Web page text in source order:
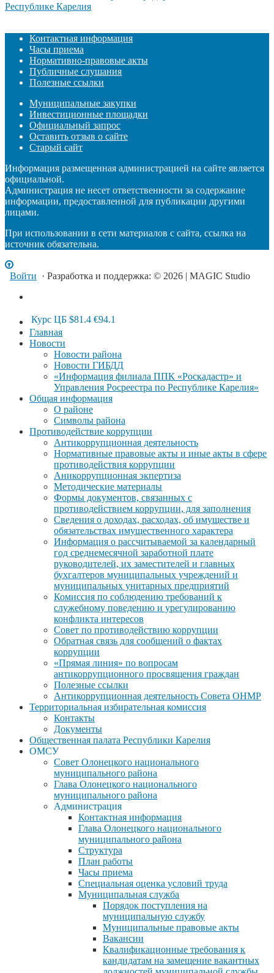
Контактная информация
Часы приема
Нормативно-правовые акты
Публичные слушания
Полезные ссылки
Муниципальные закупки
Инвестиционные площадки
Официальный запрос
Оставить отзыв о сайте
Старый сайт
Информация размещенная администрацией на сайте является
официальной.
Администрация не несет ответственности за содержание
информации, предоставленной для публикации другими
лицами.
При использовании в сети материалов с сайта, ссылка на
источник обязательна.
Войти · Разработка и поддержка: © 2026 | MAGIC Studio
Курс ЦБ $81.4 €94.1
Главная
Новости
Новости района
Новости ГИБДД
«Информация филиала ППК «Роскадастр» и
Управления Росреестра по Республике Карелия»
Общая информация
О районе
Символы района
Противодействие коррупции
Антикоррупционная деятельность
Нормативные правовые акты и иные акты в сфере
противодействия коррупции
Аникоррупционная экпертиза
Методические материалы
Формы документов, связанных с
противодействием коррупции, для заполнения
Сведения о доходах, расходах, об имуществе и
обязательствах имущественного характера
Информация о рассчитываемой за календарный
год среднемесячной заработной плате
руководителей, их заместителей и главных
бухгалтеров муниципальных учреждений и
муниципальных унитарных предприятий
Комиссия по соблюдению требований к
служебному поведению и урегулированию
конфликта интересов
Совет по противодействию коррупции
Обратная связь для сообщений о фактах
коррупции
«Прямая линия» по вопросам
антикоррупционного просвящения граждан
Полезные ссылки
Антикоррупционная деятельность Совета ОНМР
Территориальная избирательная комиссия
Контакты
Документы
Общественная палата Республики Карелия
ОМСУ
Совет Олонецкого национального
муниципального района
Глава Олонецкого национального
муниципального района
Администрация
Контактная информация
Глава Олонецкого национального
муниципального района
Структура
План работы
Часы приема
Специальная оценка условий труда
Муниципальная служба
Порядок поступления на
муниципальную службу
Муниципальные правовые акты
Вакансии
Квалификационные требования к
кандидатам на замещение вакантных